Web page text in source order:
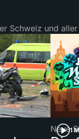
Schweiz und
1
Neue